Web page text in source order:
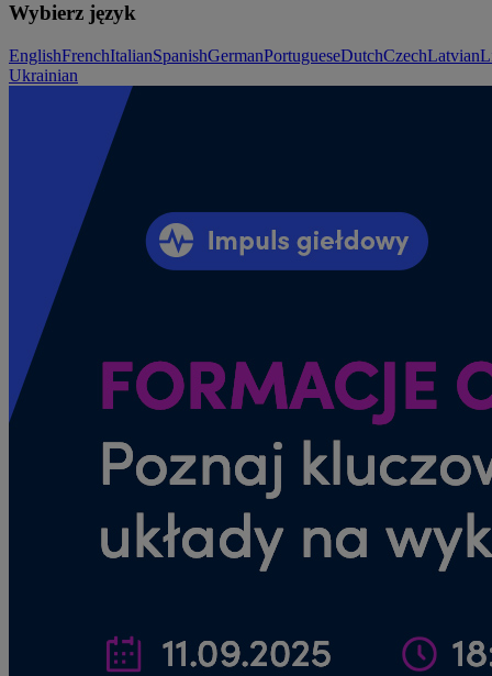
Wybierz język
EnglishFrenchItalianSpanishGermanPortugueseDutchCzechLatvian
Ukrainian